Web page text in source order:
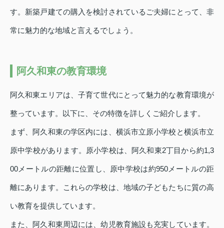
す。新築戸建ての購入を検討されているご夫婦にとって、非
常に魅力的な地域と言えるでしょう。
阿久和東の教育環境
阿久和東エリアは、子育て世代にとって魅力的な教育環境が
整っています。以下に、その特徴を詳しくご紹介します。
まず、阿久和東の学区内には、横浜市立原小学校と横浜市立
原中学校があります。原小学校は、阿久和東2丁目から約1,3
00メートルの距離に位置し、原中学校は約950メートルの距
離にあります。これらの学校は、地域の子どもたちに質の高
い教育を提供しています。
また、阿久和東周辺には、幼児教育施設も充実しています。